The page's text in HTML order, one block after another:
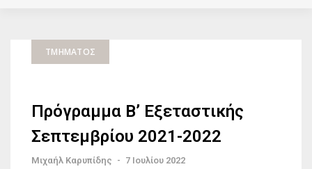
ΤΜΉΜΑΤΟΣ
Πρόγραμμα Β’ Εξεταστικής
Σεπτεμβρίου 2021-2022
Μιχαήλ Καρυπίδης - 7 Ιουλίου 2022